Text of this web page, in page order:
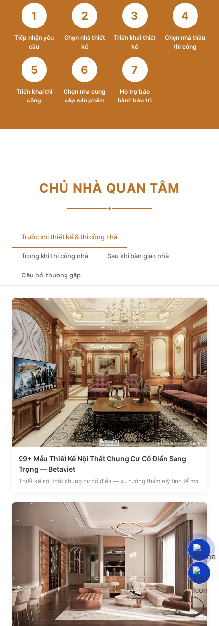
1
Tiếp nhận yêu
cầu
2
Chọn nhà thiết
kế
3
Triển khai thiết
kế
4
Chọn nhà thầu
thi công
5
Triển khai thi
công
6
Chọn nhà cung
cấp sản phẩm
7
Hỗ trợ bảo
hành bảo trì
CHỦ NHÀ QUAN TÂM
✦
Trước khi thiết kế & thi công nhà
Trong khi thi công nhà Sau khi bàn giao nhà
Câu hỏi thường gặp
99+ Mẫu Thiết Kế Nội Thất Chung Cư Cổ Điển Sang
Trọng — Betaviet
Thiết kế nội thất chung cư cổ điển — xu hướng thẩm mỹ tinh tế mới